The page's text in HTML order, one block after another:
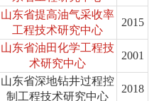
山东省提高油气采收率
工程技术研究中心
2015
山东省油田化学工程技
术研究中心
2001
山东省深地钻井过程控
制工程技术研究中心
2018